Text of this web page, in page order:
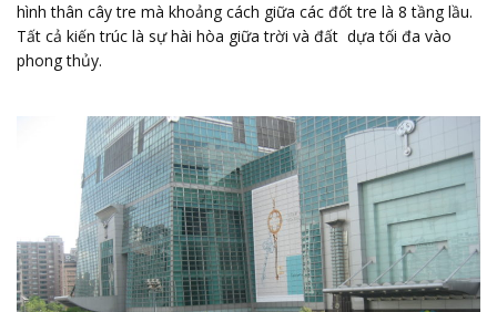
hình thân cây tre mà khoảng cách giữa các đốt tre là 8 tầng lầu.
Tất cả kiến trúc là sự hài hòa giữa trời và đất dựa tối đa vào
phong thủy.